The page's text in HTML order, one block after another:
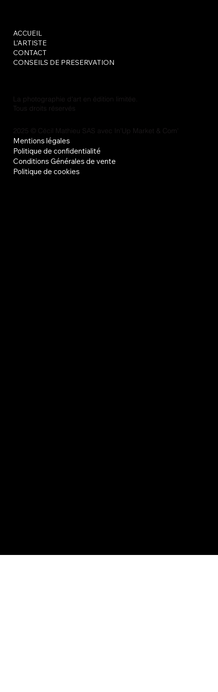
ACCUEIL
L'ARTISTE
CONTACT
CONSEILS DE PRESERVATION
Mentions légales
Politique de confidentialité
Conditions Générales de vente
Politique de cookies
La photographie d'art en édition limitée.
Tous droits réservés
2025 © Cécil Mathieu SAS avec In'Up Market & Com'